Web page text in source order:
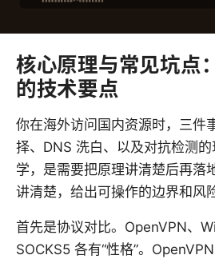
核心原理与常见坑点
的技术要点
你在海外访问国内资源时，三件
择、DNS 洗白、以及对抗检测
学，是需要把原理讲清楚后再落
讲清楚，给出可操作的边界和风
首先是协议对比。OpenVPN、
SOCKS5 各有“性格”。